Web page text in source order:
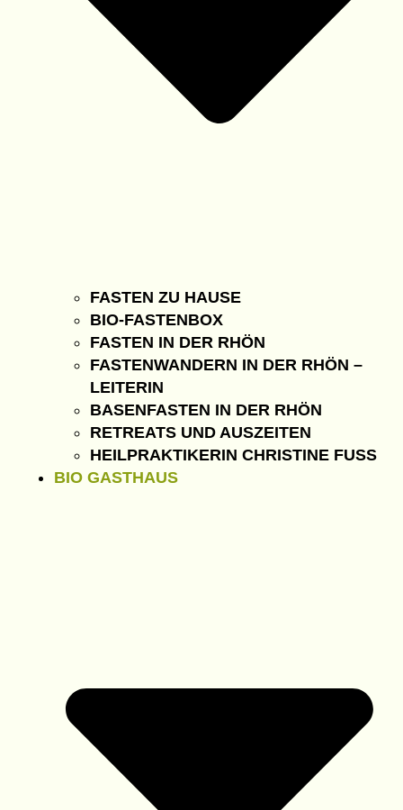
FASTEN ZU HAUSE
BIO-FASTENBOX
FASTEN IN DER RHÖN
FASTENWANDERN IN DER RHÖN –
LEITERIN
BASENFASTEN IN DER RHÖN
RETREATS UND AUSZEITEN
HEILPRAKTIKERIN CHRISTINE FUSS
BIO GASTHAUS